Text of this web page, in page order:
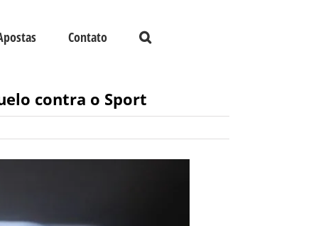
Contato
contra o Sport